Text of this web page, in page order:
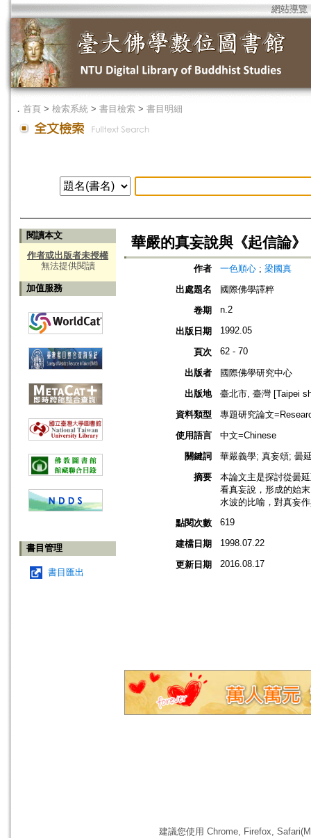
網站導覽
． 首頁 > 檢索系統 > 書目檢索 > 書目明細
閱讀本文
作者或出版者未授權
無法提供閱讀
加值服務
書目管理
書目匯出
華嚴的真妄說與《起信論》
作者 一色順心 ; 梁國真
出處題名
國際佛學譯粹
卷期
n.2
出版日期 1992.05
頁次 62 - 70
出版者
國際佛學研究中心
出版地
臺北市, 臺灣 [Taipei
資料類型
專題研究論文
使用語言
中文=Chinese
關鍵詞
華嚴義學; 真妄頌; 曇
摘要
本論文主是探討從曇
看真妄說，形成的始
水波的比喻，對真妄
點閱次數
619
建檔日期 1998.07.22
更新日期 2016.08.17
建議您使用 Chrome, Firefox,